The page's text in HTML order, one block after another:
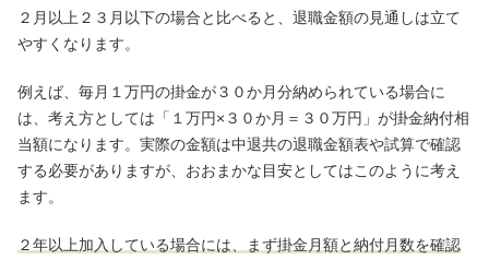
２月以上２３月以下の場合と比べると、退職金額の見通しは立て
やすくなります。
例えば、毎月１万円の掛金が３０か月分納められている場合に
は、考え方としては「１万円×３０か月＝３０万円」が掛金納付相
当額になります。実際の金額は中退共の退職金額表や試算で確認
する必要がありますが、おおまかな目安としてはこのように考え
ます。
２年以上加入している場合には、まず掛金月額と納付月数を確認